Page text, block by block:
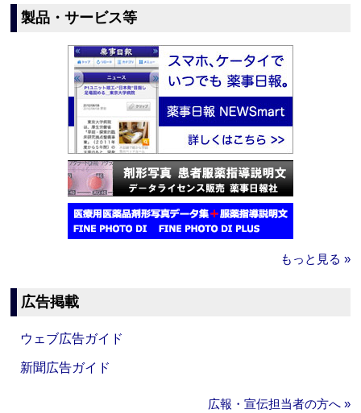
製品・サービス等
もっと見る »
広告掲載
ウェブ広告ガイド
新聞広告ガイド
広報・宣伝担当者の方へ »